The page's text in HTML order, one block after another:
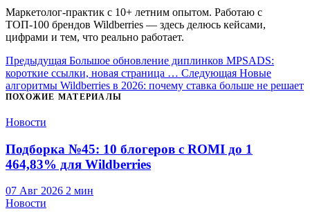
Маркетолог-практик с 10+ летним опытом. Работаю с
ТОП-100 брендов Wildberries — здесь делюсь кейсами,
цифрами и тем, что реально работает.
Предыдущая Большое обновление диплинков MPSADS:
короткие ссылки, новая страница … Следующая Новые
алгоритмы Wildberries в 2026: почему ставка больше не решает
ПОХОЖИЕ МАТЕРИАЛЫ
Новости
Подборка №45: 10 блогеров с ROMI до 1
464,83% для Wildberries
07 Авг 2026 2 мин
Новости